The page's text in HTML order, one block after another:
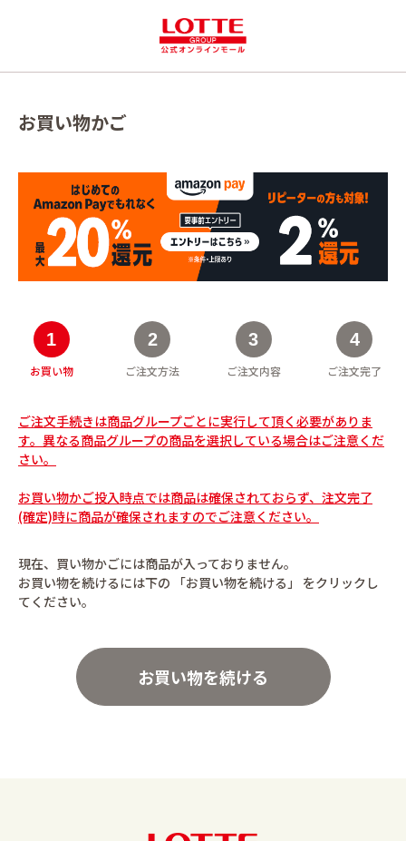
お買い物かご
お買い物 ご注文方法 ご注文内容 ご注文完了
ご注文手続きは商品グループごとに実行して頂く必要がありま
す。異なる商品グループの商品を選択している場合はご注意くだ
さい。
お買い物かご投入時点では商品は確保されておらず、注文完了
(確定)時に商品が確保されますのでご注意ください。
現在、買い物かごには商品が入っておりません。
お買い物を続けるには下の 「お買い物を続ける」 をクリックし
てください。
お買い物を続ける